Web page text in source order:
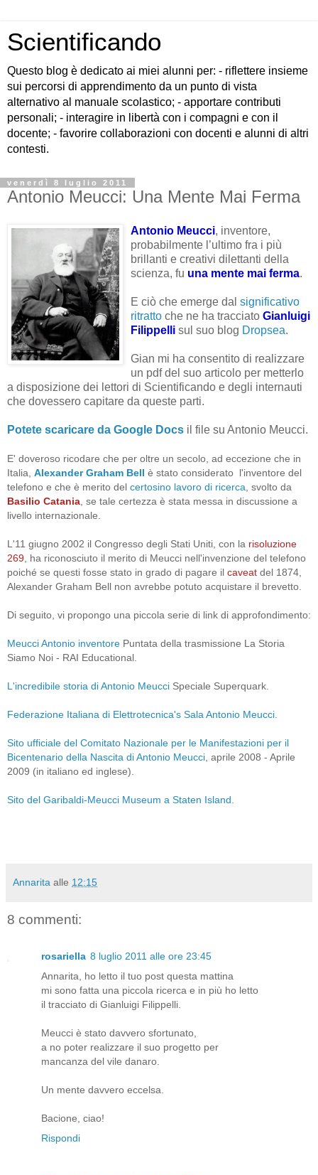
Scientificando
Questo blog è dedicato ai miei alunni per: - riflettere insieme
sui percorsi di apprendimento da un punto di vista
alternativo al manuale scolastico; - apportare contributi
personali; - interagire in libertà con i compagni e con il
docente; - favorire collaborazioni con docenti e alunni di altri
contesti.
venerdì 8 luglio 2011
Antonio Meucci: Una Mente Mai Ferma
Antonio Meucci, inventore,
probabilmente l’ultimo fra i più
brillanti e creativi dilettanti della
scienza, fu una mente mai ferma.
E ciò che emerge dal significativo
ritratto che ne ha tracciato Gianluigi
Filippelli sul suo blog Dropsea.
Gian mi ha consentito di realizzare
un pdf del suo articolo per metterlo
a disposizione dei lettori di Scientificando e degli internauti
che dovessero capitare da queste parti.
Potete scaricare da Google Docs il file su Antonio Meucci.
E' doveroso ricodare che per oltre un secolo, ad eccezione che in
Italia, Alexander Graham Bell è stato considerato l'inventore del
telefono e che è merito del certosino lavoro di ricerca , svolto da
Basilio Catania , se tale certezza è stata messa in discussione a
livello internazionale.
L'11 giugno 2002 il Congresso degli Stati Uniti, con la risoluzione
269 , ha riconosciuto il merito di Meucci nell'invenzione del telefono
poiché se questi fosse stato in grado di pagare il caveat del 1874,
Alexander Graham Bell non avrebbe potuto acquistare il brevetto.
Di seguito, vi propongo una piccola serie di link di approfondimento:
Meucci Antonio inventore Puntata della trasmissione La Storia
Siamo Noi - RAI Educational.
L'incredibile storia di Antonio Meucci Speciale Superquark.
Federazione Italiana di Elettrotecnica's Sala Antonio Meucci.
Sito ufficiale del Comitato Nazionale per le Manifestazioni per il
Bicentenario della Nascita di Antonio Meucci , aprile 2008 - Aprile
2009 (in italiano ed inglese).
Sito del Garibaldi-Meucci Museum a Staten Island.
Annarita alle 12:15
8 commenti:
rosariella 8 luglio 2011 alle ore 23:45
Annarita, ho letto il tuo post questa mattina
mi sono fatta una piccola ricerca e in più ho letto
il tracciato di Gianluigi Filippelli.
Meucci è stato davvero sfortunato,
a no poter realizzare il suo progetto per
mancanza del vile danaro.
Un mente davvero eccelsa.
Bacione, ciao!
Rispondi